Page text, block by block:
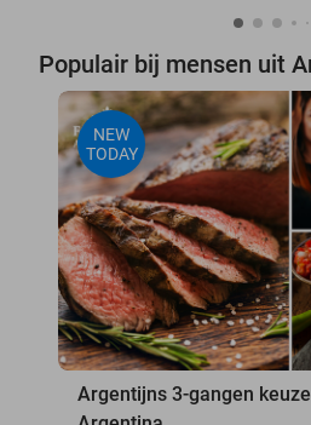
Populair bij mensen uit
NEW
TODAY
Argentijns 3-gangen